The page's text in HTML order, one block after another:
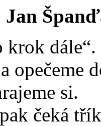
krok
opečeme
si.
čeká